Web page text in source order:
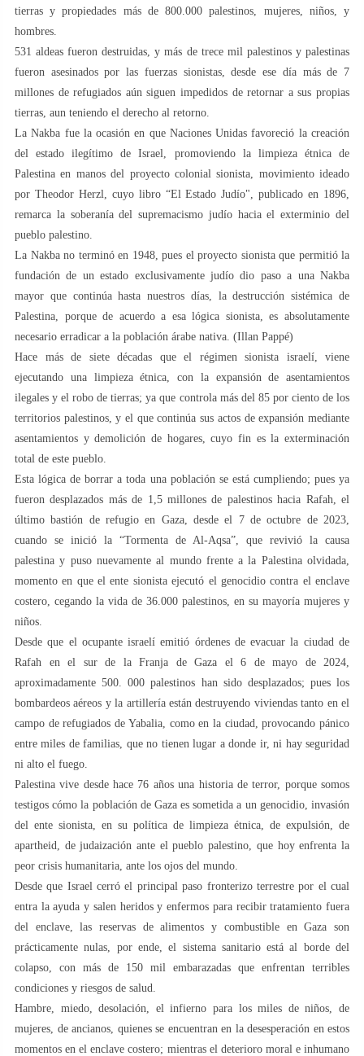
tierras y propiedades más de 800.000 palestinos, mujeres, niños, y
hombres.
531 aldeas fueron destruidas, y más de trece mil palestinos y palestinas
fueron asesinados por las fuerzas sionistas, desde ese día más de 7
millones de refugiados aún siguen impedidos de retornar a sus propias
tierras, aun teniendo el derecho al retorno.
La Nakba fue la ocasión en que Naciones Unidas favoreció la creación
del estado ilegítimo de Israel, promoviendo la limpieza étnica de
Palestina en manos del proyecto colonial sionista, movimiento ideado
por Theodor Herzl, cuyo libro “El Estado Judío", publicado en 1896,
remarca la soberanía del supremacismo judío hacia el exterminio del
pueblo palestino.
La Nakba no terminó en 1948, pues el proyecto sionista que permitió la
fundación de un estado exclusivamente judío dio paso a una Nakba
mayor que continúa hasta nuestros días, la destrucción sistémica de
Palestina, porque de acuerdo a esa lógica sionista, es absolutamente
necesario erradicar a la población árabe nativa. (Illan Pappé)
Hace más de siete décadas que el régimen sionista israelí, viene
ejecutando una limpieza étnica, con la expansión de asentamientos
ilegales y el robo de tierras; ya que controla más del 85 por ciento de los
territorios palestinos, y el que continúa sus actos de expansión mediante
asentamientos y demolición de hogares, cuyo fin es la exterminación
total de este pueblo.
Esta lógica de borrar a toda una población se está cumpliendo; pues ya
fueron desplazados más de 1,5 millones de palestinos hacia Rafah, el
último bastión de refugio en Gaza, desde el 7 de octubre de 2023,
cuando se inició la “Tormenta de Al-Aqsa”, que revivió la causa
palestina y puso nuevamente al mundo frente a la Palestina olvidada,
momento en que el ente sionista ejecutó el genocidio contra el enclave
costero, cegando la vida de 36.000 palestinos, en su mayoría mujeres y
niños.
Desde que el ocupante israelí emitió órdenes de evacuar la ciudad de
Rafah en el sur de la Franja de Gaza el 6 de mayo de 2024,
aproximadamente 500. 000 palestinos han sido desplazados; pues los
bombardeos aéreos y la artillería están destruyendo viviendas tanto en el
campo de refugiados de Yabalia, como en la ciudad, provocando pánico
entre miles de familias, que no tienen lugar a donde ir, ni hay seguridad
ni alto el fuego.
Palestina vive desde hace 76 años una historia de terror, porque somos
testigos cómo la población de Gaza es sometida a un genocidio, invasión
del ente sionista, en su política de limpieza étnica, de expulsión, de
apartheid, de judaización ante el pueblo palestino, que hoy enfrenta la
peor crisis humanitaria, ante los ojos del mundo.
Desde que Israel cerró el principal paso fronterizo terrestre por el cual
entra la ayuda y salen heridos y enfermos para recibir tratamiento fuera
del enclave, las reservas de alimentos y combustible en Gaza son
prácticamente nulas, por ende, el sistema sanitario está al borde del
colapso, con más de 150 mil embarazadas que enfrentan terribles
condiciones y riesgos de salud.
Hambre, miedo, desolación, el infierno para los miles de niños, de
mujeres, de ancianos, quienes se encuentran en la desesperación en estos
momentos en el enclave costero; mientras el deterioro moral e inhumano